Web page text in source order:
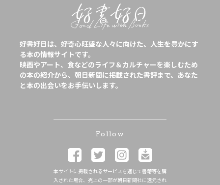
好書好日は、好奇心旺盛な人々に向けた、人生を豊かにす
る本の情報サイトです。
映画やアート、食などのライフ＆カルチャーを楽しむため
の本の紹介から、朝日新聞に掲載された書評まで、あなた
と本の出会いをお手伝いします。
Follow
本サイトに掲載されるサービスを通じて書籍等を購
入された場合、売上の一部が朝日新聞社に還元され